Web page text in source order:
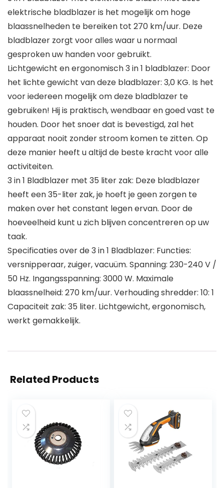
elektrische bladblazer is het mogelijk om hoge
blaassnelheden te bereiken tot 270 km/uur. Deze
bladblazer zorgt voor alles waar u normaal
gesproken uw handen voor gebruikt.
Lichtgewicht en ergonomisch 3 in 1 bladblazer: Door
het lichte gewicht van deze bladblazer: 3,0 KG. Is het
voor iedereen mogelijk om deze bladblazer te
gebruiken! Hij is praktisch, wendbaar en goed vast te
houden. Door het snoer dat is bevestigd, zal het
apparaat nooit zonder stroom komen te zitten. Op
deze manier heeft u altijd de beste kracht voor alle
activiteiten.
3 in 1 Bladblazer met 35 liter zak: Deze bladblazer
heeft een 35-liter zak, je hoeft je geen zorgen te
maken over het constant legen ervan. Door de
hoeveelheid kunt u zich blijven concentreren op uw
taak.
Specificaties over de 3 in 1 Bladblazer: Functies:
versnipperaar, zuiger, vacuüm. Spanning: 230-240 V /
50 Hz. Ingangsspanning: 3000 W. Maximale
blaassnelheid: 270 km/uur. Verhouding shredder: 10: 1
Capaciteit zak: 35 liter. Lichtgewicht, ergonomisch,
werkt gemakkelijk.
Related Products